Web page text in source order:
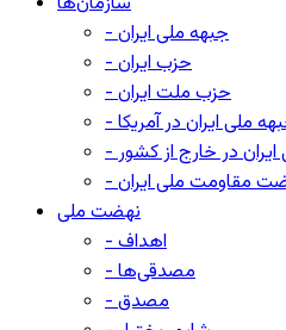
- جبهه ملی ایران
- حزب ایران
- حزب ملت ایران
ملی ایران در آمریکا
در خارج از کشور
مقاومت ملی ایران
نهضت ملی
- اهداف
- مصدقی‌ها
- مصدق